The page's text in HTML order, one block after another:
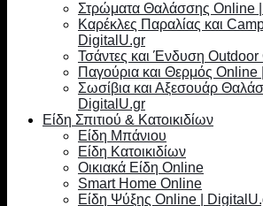
Στρώματα Θαλάσσης Online
Καρέκλες Παραλίας και
DigitalU.gr
Τσάντες και Ένδυση
Παγούρια και Θερμός
Σωσίβια και Αξεσουάρ
DigitalU.gr
Είδη Σπιτιού & Κατοικιδίων
Είδη Μπάνιου
Είδη Κατοικιδίων
Οικιακά Είδη Online
Smart Home Online
Είδη Ψύξης Online |